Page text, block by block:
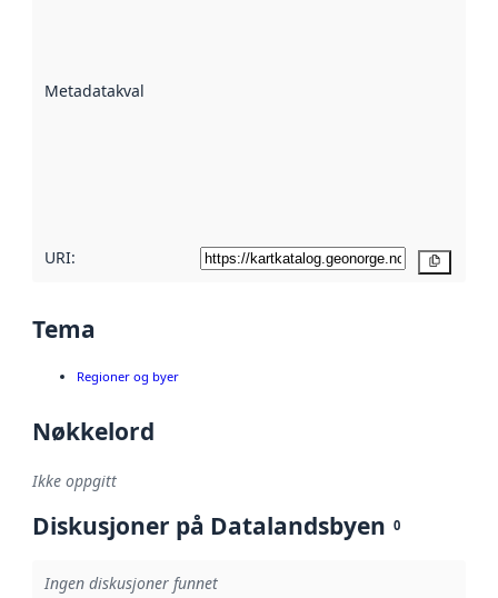
Metadatakvalitet
URI:
Tema
Regioner og byer
Nøkkelord
Ikke oppgitt
Diskusjoner på Datalandsbyen 0
Ingen diskusjoner funnet